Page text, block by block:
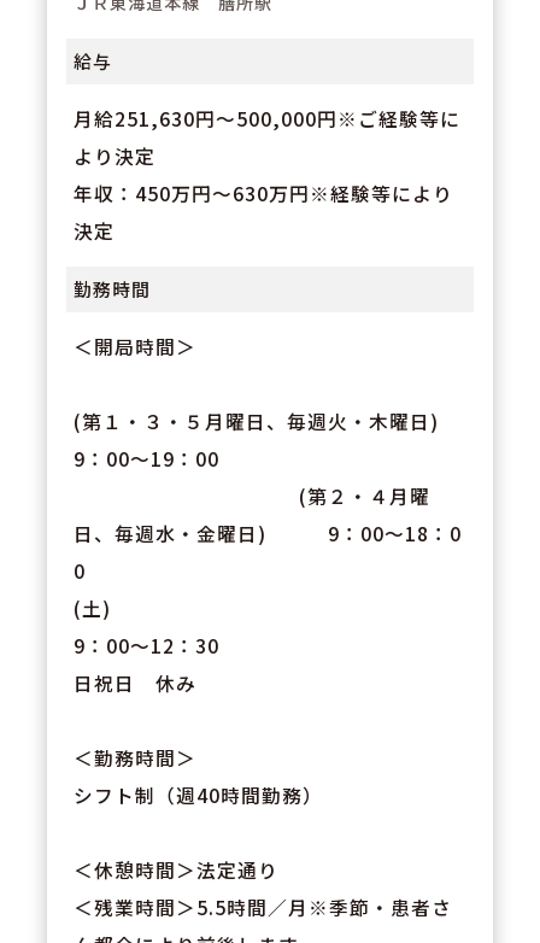
給与
月給251,630円〜500,000円※ご経験等に
より決定
年収：450万円～630万円※経験等により
決定
勤務時間
＜開局時間＞
(第１・３・５月曜日、毎週火・木曜日)
9：00～19：00
(第２・４月曜
日、毎週水・金曜日) 9：00～18：0
0
(土)
9：00～12：30
日祝日 休み
＜勤務時間＞
シフト制（週40時間勤務）
＜休憩時間＞法定通り
＜残業時間＞5.5時間／月※季節・患者さ